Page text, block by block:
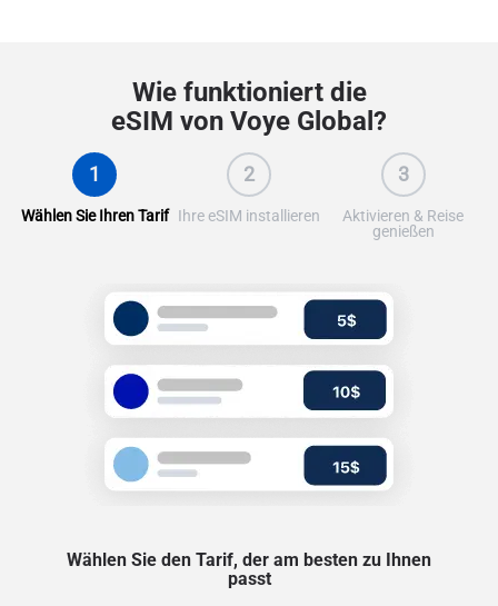
Wie funktioniert die
eSIM von Voye Global?
1
Wählen Sie Ihren Tarif
2
Ihre eSIM installieren
3
Aktivieren & Reise
genießen
Wählen Sie den Tarif, der am besten zu Ihnen
passt